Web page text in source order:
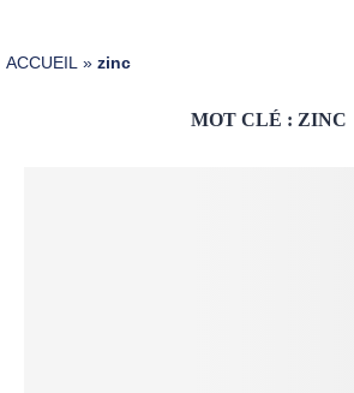
ACCUEIL » zinc
MOT CLÉ : ZINC